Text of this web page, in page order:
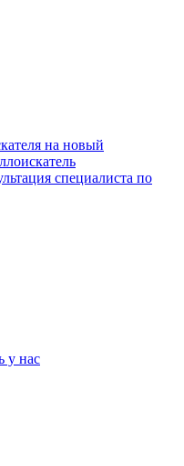
на новый
специалиста по
у нас